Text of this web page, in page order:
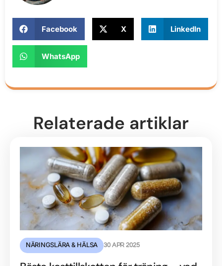
Facebook X LinkedIn
WhatsApp
Relaterade artiklar
NÄRINGSLÄRA & HÄLSA 30 APR 2025